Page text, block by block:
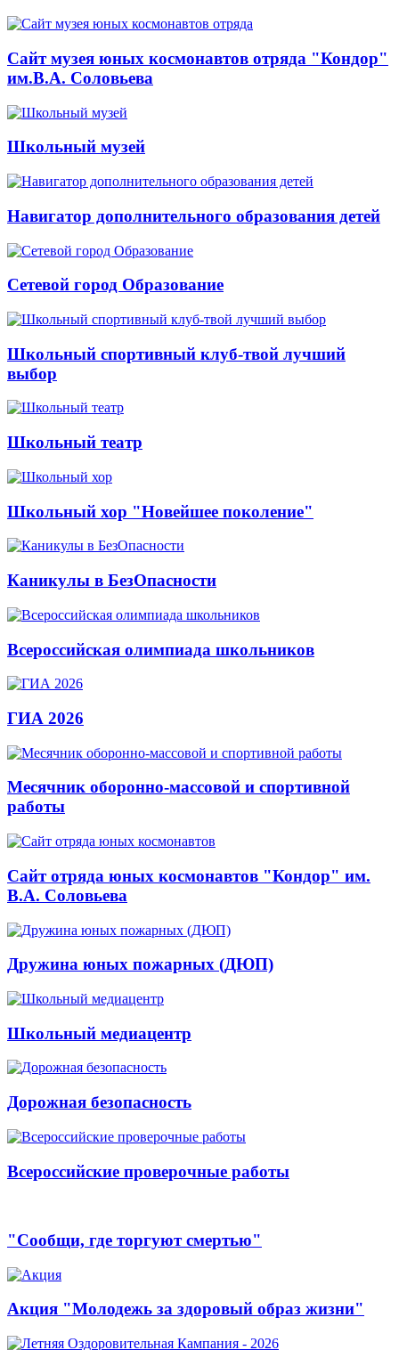
Сайт музея юных космонавтов отряда "Кондор"
им.В.А. Соловьева
Школьный музей
Навигатор дополнительного образования детей
Сетевой город Образование
Школьный спортивный клуб-твой лучший
выбор
Школьный театр
Школьный хор "Новейшее поколение"
Каникулы в БезОпасности
Всероссийская олимпиада школьников
ГИА 2026
Месячник оборонно-массовой и спортивной
работы
Сайт отряда юных космонавтов "Кондор" им.
В.А. Соловьева
Дружина юных пожарных (ДЮП)
Школьный медиацентр
Дорожная безопасность
Всероссийские проверочные работы
"Сообщи, где торгуют смертью"
Акция "Молодежь за здоровый образ жизни"